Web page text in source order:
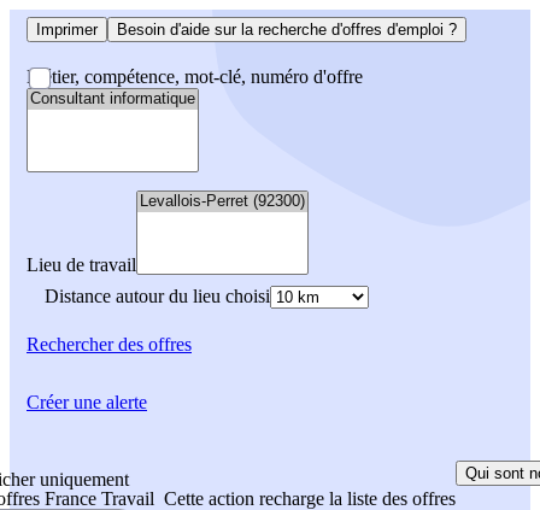
Imprimer Besoin d'aide sur la recherche d'offres d'emploi ?
Métier, compétence, mot-clé, numéro d'offre
Lieu de travail
Distance autour du lieu choisi
Rechercherdes offres
uniquement
France Travail Cette action recharge la liste des offres
Qui sont
Créer une alerte